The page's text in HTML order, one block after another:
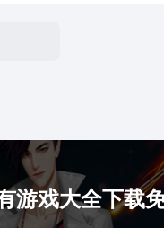
游戏大全下载